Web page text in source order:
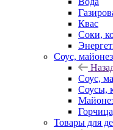
Квас
Соки,
Соус, майонез
Соус,
Соусы,
Товары для